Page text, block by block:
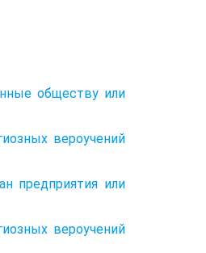
обществу или
вероучений
предприятия или
вероучений